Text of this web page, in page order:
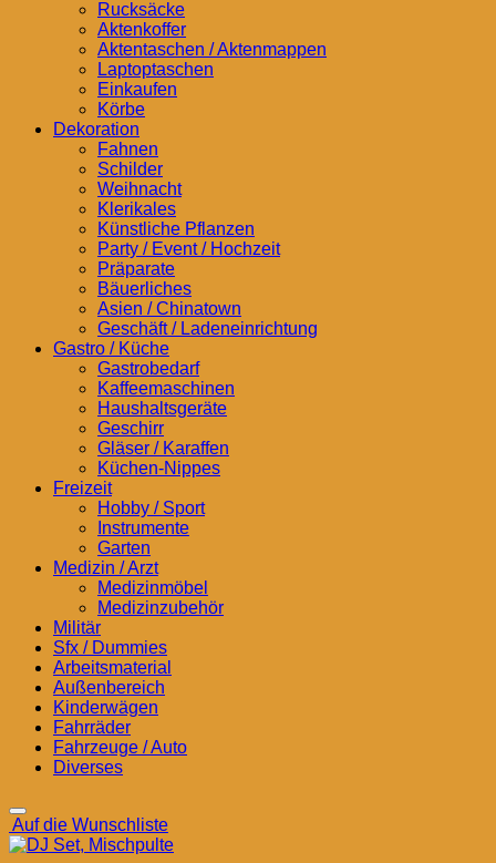
Rucksäcke
Aktenkoffer
Aktentaschen / Aktenmappen
Laptoptaschen
Einkaufen
Körbe
Dekoration
Fahnen
Schilder
Weihnacht
Klerikales
Künstliche Pflanzen
Party / Event / Hochzeit
Präparate
Bäuerliches
Asien / Chinatown
Geschäft / Ladeneinrichtung
Gastro / Küche
Gastrobedarf
Kaffeemaschinen
Haushaltsgeräte
Geschirr
Gläser / Karaffen
Küchen-Nippes
Freizeit
Hobby / Sport
Instrumente
Garten
Medizin / Arzt
Medizinmöbel
Medizinzubehör
Militär
Sfx / Dummies
Arbeitsmaterial
Außenbereich
Kinderwägen
Fahrräder
Fahrzeuge / Auto
Diverses
Auf die Wunschliste